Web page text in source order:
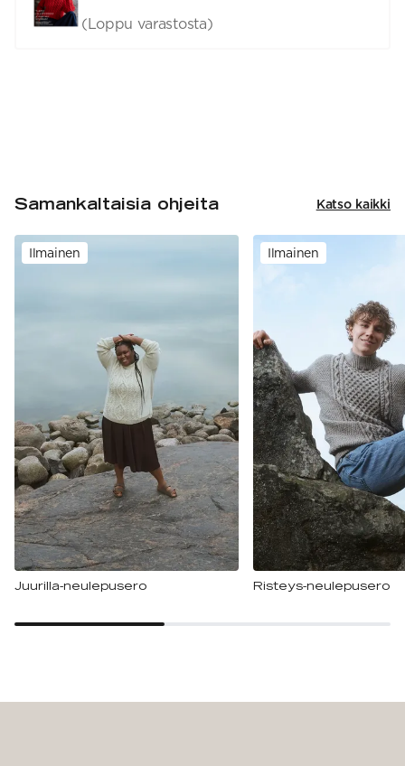
(Loppu varastosta)
Samankaltaisia ohjeita Katso kaikki
Ilmainen
Juurilla-neulepusero
Ilmainen
Risteys-neulepusero